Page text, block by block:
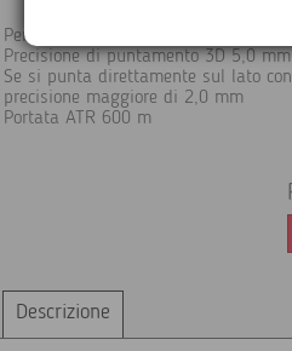
Per tutte le applicazioni robotiche
Precisione di puntamento 3D 5,0 mm
Se si punta direttamente sul lato
precisione maggiore di 2,0 mm
Portata ATR 600 m
Descrizione